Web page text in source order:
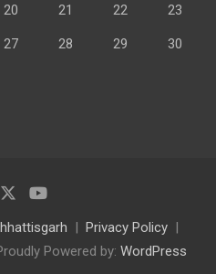
20 21 22 23
27 28 29 30
Privacy Policy
Powered by: WordPress